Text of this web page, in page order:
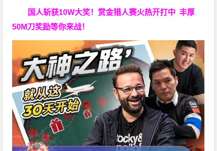
国人斩获10W大奖！ 赏金猎人赛火热开打中 丰厚
50M刀奖励等你来战！